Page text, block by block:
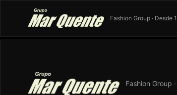
Fashion Group · Desde
Fashion Group